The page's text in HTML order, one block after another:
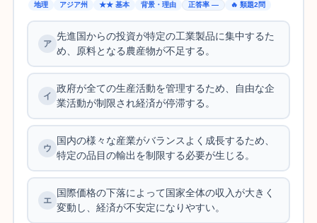
地理 アジア州 ★★ 基本 背景・理由 正答率 — 🔥 類題2問
先進国からの投資が特定の工業製品に集中するた
め、原料となる農産物が不足する。
政府が全ての生産活動を管理するため、自由な企
業活動が制限され経済が停滞する。
国内の様々な産業がバランスよく成長するため、
特定の品目の輸出を制限する必要が生じる。
国際価格の下落によって国家全体の収入が大きく
変動し、経済が不安定になりやすい。